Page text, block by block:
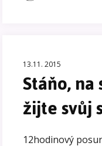
13.11. 2015
Stáňo,
žijte svůj
12hodinový